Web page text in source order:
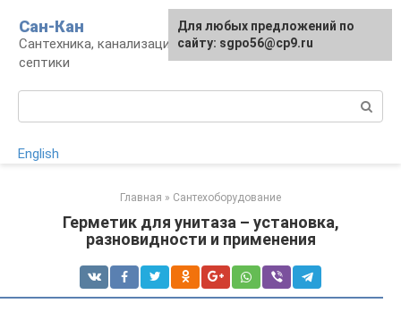
контенту
Сан-Кан
Сантехника, канализация, водопровод,
септики
English
Главная » Сантехоборудование
Герметик для унитаза – установка,
разновидности и применения
Для любых предложений по
сайту: sgpo56@cp9.ru